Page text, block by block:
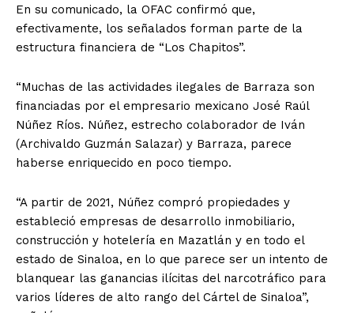
En su comunicado, la OFAC confirmó que,
efectivamente, los señalados forman parte de la
estructura financiera de “Los Chapitos”.
“Muchas de las actividades ilegales de Barraza son
financiadas por el empresario mexicano José Raúl
Núñez Ríos. Núñez, estrecho colaborador de Iván
(Archivaldo Guzmán Salazar) y Barraza, parece
haberse enriquecido en poco tiempo.
“A partir de 2021, Núñez compró propiedades y
estableció empresas de desarrollo inmobiliario,
construcción y hotelería en Mazatlán y en todo el
estado de Sinaloa, en lo que parece ser un intento de
blanquear las ganancias ilícitas del narcotráfico para
varios líderes de alto rango del Cártel de Sinaloa”,